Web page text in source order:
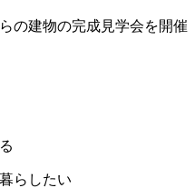
の建物の完成見学会を開催
暮らしたい